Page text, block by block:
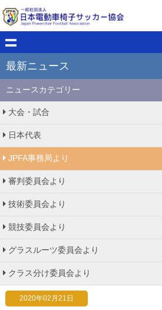
最新ニュース
ニュースカテゴリー
大会・試合
日本代表
JPFA事務局より
審判委員会より
技術委員会より
競技委員会より
グラスルーツ委員会より
クラス分け委員会より
2020年02月21日